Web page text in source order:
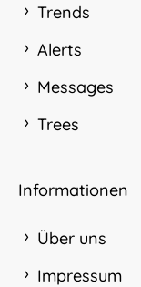
Trends
Alerts
Messages
Trees
Informationen
Über uns
Impressum